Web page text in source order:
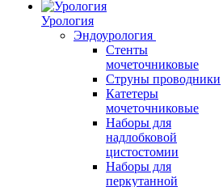
Урология
Эндоурология
Стенты
мочеточниковые
Струны проводники
Катетеры
мочеточниковые
Наборы для
надлобковой
цистостомии
Наборы для
перкутанной